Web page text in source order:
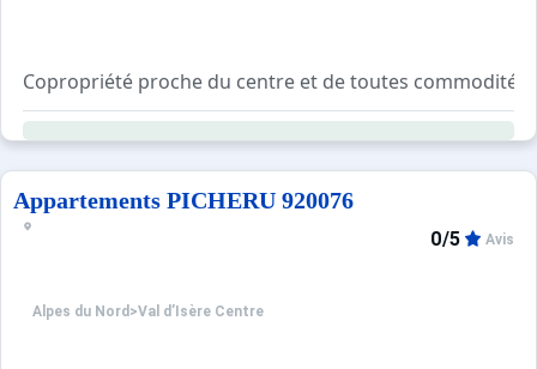
Copropriété proche du centre et de toutes
Résidence avec ascenseur, sécurisée avec digicode.
Local à skis et local poubelle au rez-de-chaussée du
Navette gratuite à 5min de la résidence en direction de
Possibilité de parking extérieur devant la résidence
Appartements PICHERU 920076
Alpes du Nord >Val d’Isère Centre
0/5 Avis